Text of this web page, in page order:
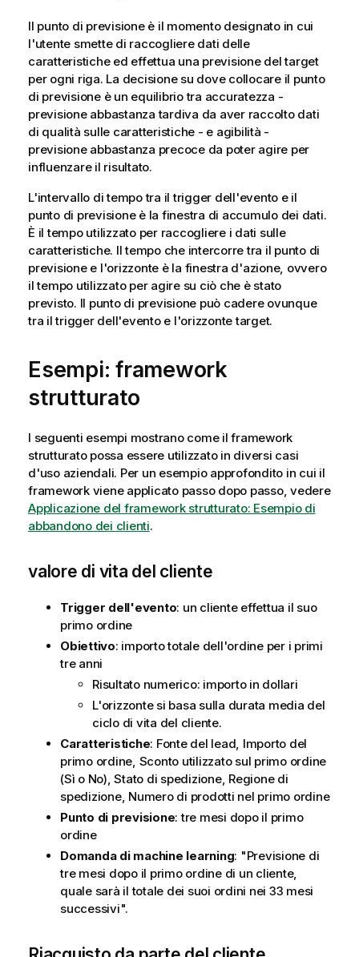
Il punto di previsione è il momento designato in cui
l'utente smette di raccogliere dati delle
caratteristiche ed effettua una previsione del target
per ogni riga. La decisione su dove collocare il punto
di previsione è un equilibrio tra accuratezza -
previsione abbastanza tardiva da aver raccolto dati
di qualità sulle caratteristiche - e agibilità -
previsione abbastanza precoce da poter agire per
influenzare il risultato.
L'intervallo di tempo tra il trigger dell'evento e il
punto di previsione è la finestra di accumulo dei dati.
È il tempo utilizzato per raccogliere i dati sulle
caratteristiche. Il tempo che intercorre tra il punto di
previsione e l'orizzonte è la finestra d'azione, ovvero
il tempo utilizzato per agire su ciò che è stato
previsto. Il punto di previsione può cadere ovunque
tra il trigger dell'evento e l'orizzonte target.
Esempi: framework
strutturato
I seguenti esempi mostrano come il framework
strutturato possa essere utilizzato in diversi casi
d'uso aziendali. Per un esempio approfondito in cui il
framework viene applicato passo dopo passo, vedere
Applicazione del framework strutturato: Esempio di
abbandono dei clienti.
valore di vita del cliente
Trigger dell'evento: un cliente effettua il suo
primo ordine
Obiettivo: importo totale dell'ordine per i primi
tre anni
Risultato numerico: importo in dollari
L'orizzonte si basa sulla durata media del
ciclo di vita del cliente.
Caratteristiche: Fonte del lead, Importo del
primo ordine, Sconto utilizzato sul primo ordine
(Sì o No), Stato di spedizione, Regione di
spedizione, Numero di prodotti nel primo ordine
Punto di previsione: tre mesi dopo il primo
ordine
Domanda di machine learning: "Previsione di
tre mesi dopo il primo ordine di un cliente,
quale sarà il totale dei suoi ordini nei 33 mesi
successivi".